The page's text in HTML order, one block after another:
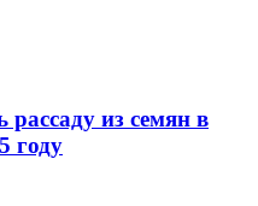
из семян в
году